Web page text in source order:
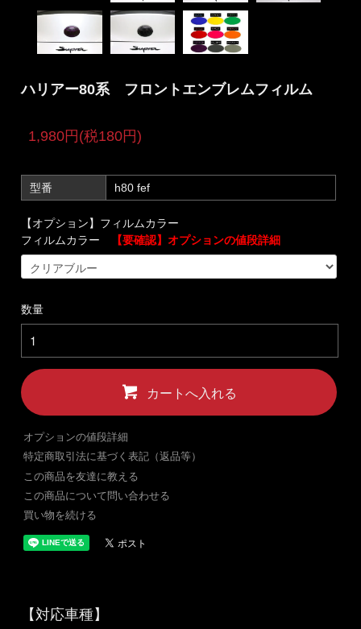
ハリアー80系 フロントエンブレムフィルム
1,980円(税180円)
型番 h80 fef
【オプション】フィルムカラー
フィルムカラー
【要確認】オプションの値段詳細
数量
カートへ入れる
オプションの値段詳細
特定商取引法に基づく表記（返品等）
この商品を友達に教える
この商品について問い合わせる
買い物を続ける
【対応車種】